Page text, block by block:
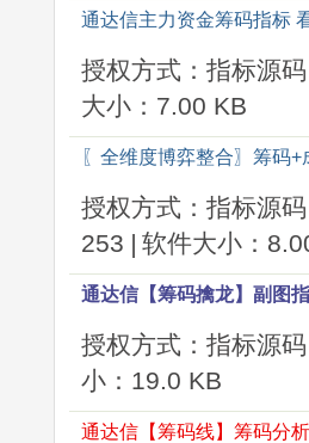
通达信主力资金筹码指标
授权方式：指标源码
大小：7.00 KB
〖全维度博弈整合〗筹码
授权方式：指标源码
253 | 软件大小：
通达信【筹码擒龙】副图
授权方式：指标源码
小：19.0 KB
通达信【筹码线】筹码分